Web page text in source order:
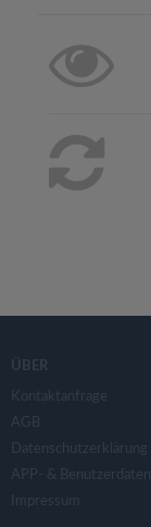
ÜBER
Kontaktanfrage
AGB
Datenschutzerklärung
APP- &
Impressum